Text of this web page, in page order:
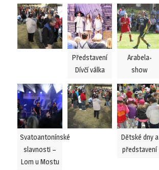
Představení
Dívčí válka
Arabela-
show
Svatoantonínské
slavnosti –
Lom u Mostu
Dětské dny a
představení